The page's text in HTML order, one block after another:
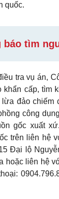
quốc.
báo tìm
tra vụ án,
cấp, tìm
đảo chiếm
công
gốc xuất
trên liên hệ
Đại lộ
hoặc liên hệ